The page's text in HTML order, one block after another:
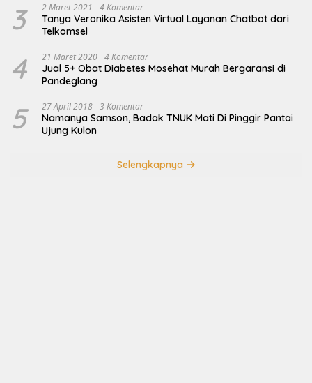
3 2 Maret 2021 4 Komentar
Tanya Veronika Asisten Virtual Layanan Chatbot dari
Telkomsel
4 21 Maret 2020 4 Komentar
Jual 5+ Obat Diabetes Mosehat Murah Bergaransi di
Pandeglang
5 27 April 2018 3 Komentar
Namanya Samson, Badak TNUK Mati Di Pinggir Pantai
Ujung Kulon
Selengkapnya